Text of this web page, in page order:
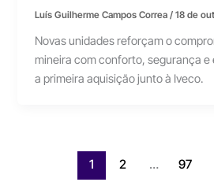
Luís Guilherme Campos Correa/18 de
Novas unidades reforçam o
mineira com conforto, segurança
a primeira aquisição junto à Iveco.
1 2 … 97